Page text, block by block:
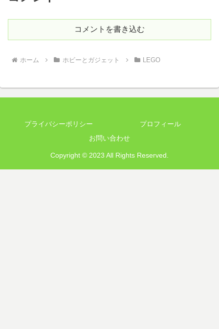
コメントを書き込む
ホーム ホビーとガジェット LEGO
プライバシーポリシー
プロフィール
お問い合わせ
Copyright © 2023 All Rights Reserved.